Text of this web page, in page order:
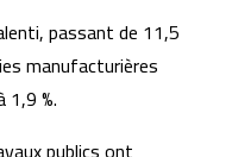
passant de 11,5
manufacturières
%.